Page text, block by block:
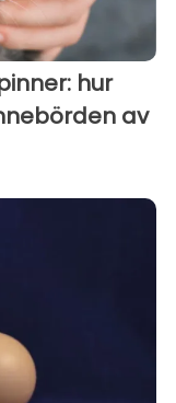
hur
av